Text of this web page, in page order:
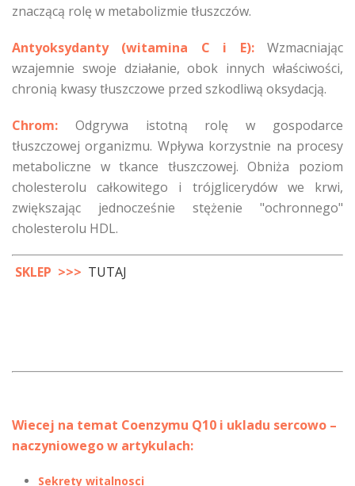
znaczącą rolę w metabolizmie tłuszczów.
Antyoksydanty (witamina C i E):Wzmacniając
wzajemnie swoje działanie, obok innych właściwości,
chronią kwasy tłuszczowe przed szkodliwą oksydacją.
Chrom: Odgrywa istotną rolę w gospodarce
tłuszczowej organizmu. Wpływa korzystnie na procesy
metaboliczne w tkance tłuszczowej. Obniża poziom
cholesterolu całkowitego i trójglicerydów we krwi,
zwiększając jednocześnie stężenie "ochronnego"
cholesterolu HDL.
SKLEP >>> TUTAJ
Wiecej na temat Coenzymu Q10 i ukladu sercowo –
naczyniowego w artykulach:
Sekrety witalnosci